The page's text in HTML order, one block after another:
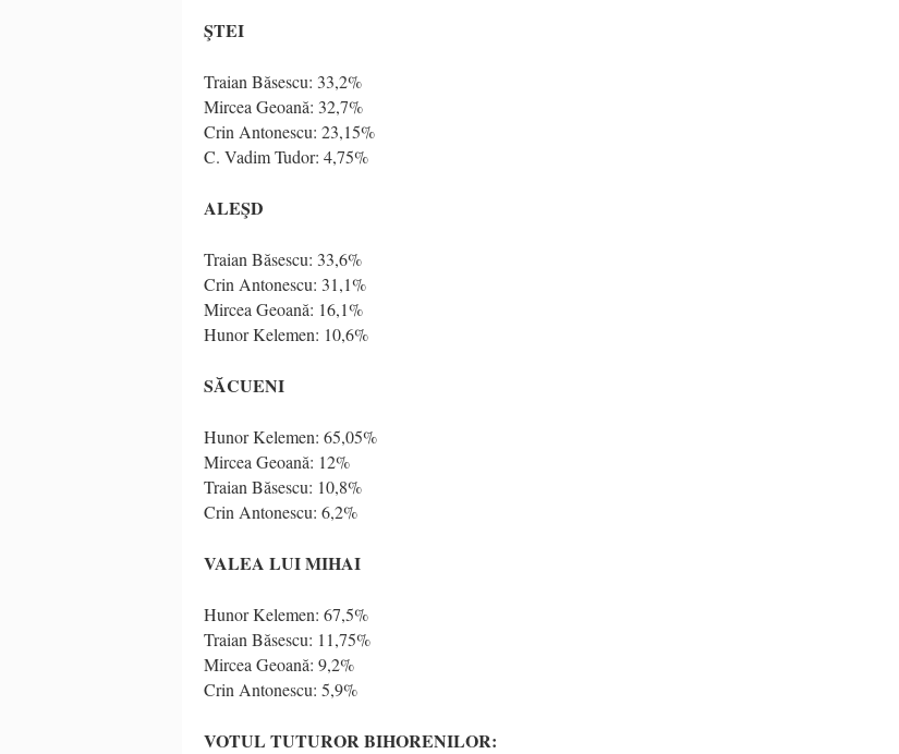
ŞTEI
Traian Băsescu: 33,2%
Mircea Geoană: 32,7%
Crin Antonescu: 23,15%
C. Vadim Tudor: 4,75%
ALEŞD
Traian Băsescu: 33,6%
Crin Antonescu: 31,1%
Mircea Geoană: 16,1%
Hunor Kelemen: 10,6%
SĂCUENI
Hunor Kelemen: 65,05%
Mircea Geoană: 12%
Traian Băsescu: 10,8%
Crin Antonescu: 6,2%
VALEA LUI MIHAI
Hunor Kelemen: 67,5%
Traian Băsescu: 11,75%
Mircea Geoană: 9,2%
Crin Antonescu: 5,9%
VOTUL TUTUROR BIHORENILOR: